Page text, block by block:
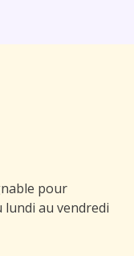
pour
au vendredi